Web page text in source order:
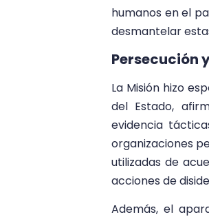
humanos en el
desmantelar
Persecución
La Misión hizo
del Estado,
evidencia
organizaciones
utilizadas de
acciones de
Además, el